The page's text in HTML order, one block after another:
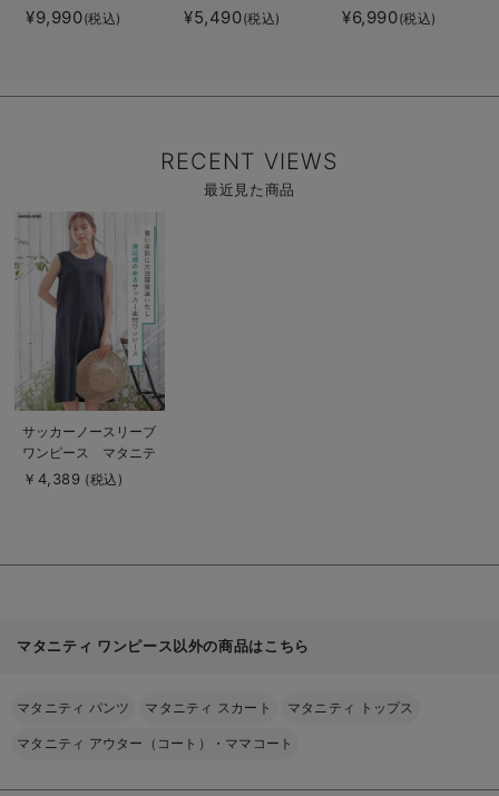
ンベルト付） マタ
ニティ・授乳服【出
¥9,990(税込)
ィ・授乳服【出産後
も長く使える】
¥5,490(税込)
ター付) マタニテ
ィ・授乳服【出産後
¥6,990(税込)
RECENT VIEWS
最近見た商品
商
詳
細
を
商
品
詳
細
を
サッカーノースリーブ
ワンピース マタニテ
ィ・産後授乳服【出産
￥4,389 (税込)
マタニティ ワンピース以外の商品はこちら
マタニティ パンツ マタニティ スカート マタニティ トップス
マタニティ アウター（コート）・ママコート